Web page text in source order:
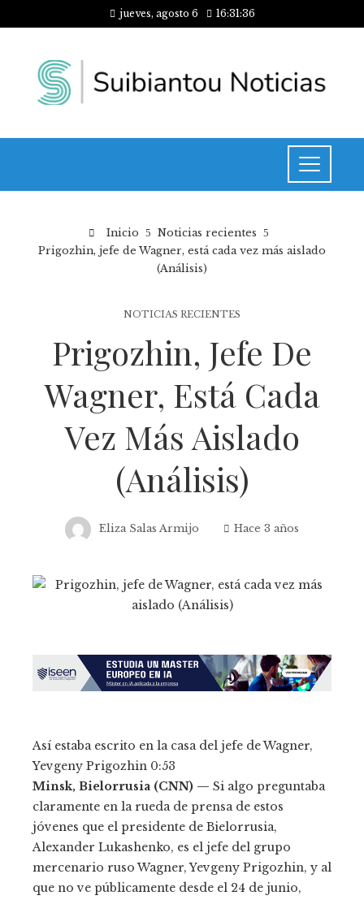
jueves, agosto 6 16:31:37
Inicio
Noticias recientes
Prigozhin, jefe de Wagner, está cada vez más aislado
(Análisis)
NOTICIAS RECIENTES
Prigozhin, Jefe De
Wagner, Está Cada
Vez Más Aislado
(Análisis)
Eliza Salas Armijo Hace 3 años
Así estaba escrito en la casa del jefe de Wagner,
Yevgeny Prigozhin 0:53
Minsk, Bielorrusia (CNN) — Si algo preguntaba
claramente en la rueda de prensa de estos
jóvenes que el presidente de Bielorrusia,
Alexander Lukashenko, es el jefe del grupo
mercenario ruso Wagner, Yevgeny Prigozhin, y al
que no ve públicamente desde el 24 de junio,